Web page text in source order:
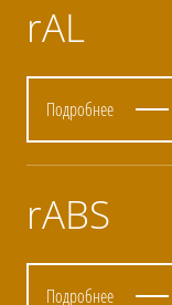
rAL
Подробнее
rABS
Подробнее